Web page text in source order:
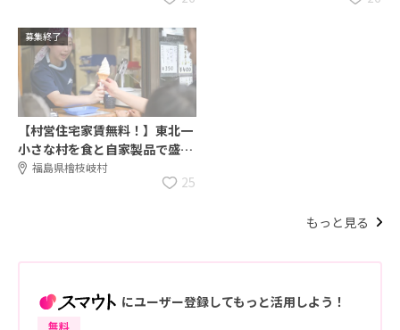
募集終了
【村営住宅家賃無料！】東北一
小さな村を食と自家製品で盛り
上げてくれる協力隊募集！
福島県檜枝岐村
25
もっと見る
にユーザー登録してもっと活用しよう！
無料